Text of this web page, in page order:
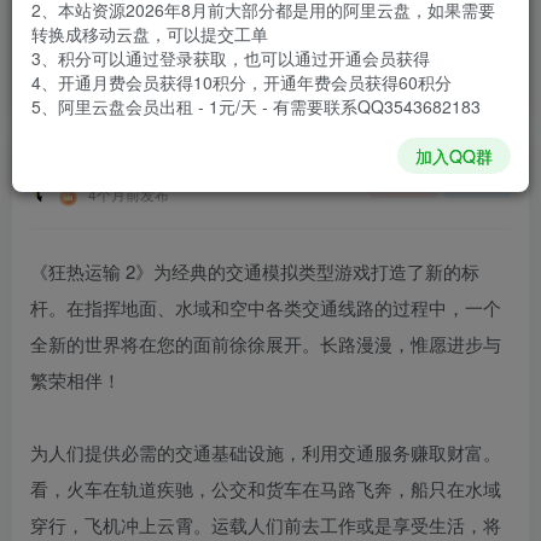
登录购买
安装包大小
游戏本体大小
38.02 GB
4个月前发布
《狂热运输 2》为经典的交通模拟类型游戏打造了新的标
杆。在指挥地面、水域和空中各类交通线路的过程中，一个
全新的世界将在您的面前徐徐展开。长路漫漫，惟愿进步与
繁荣相伴！
为人们提供必需的交通基础设施，利用交通服务赚取财富。
看，火车在轨道疾驰，公交和货车在马路飞奔，船只在水域
穿行，飞机冲上云霄。运载人们前去工作或是享受生活，将
2、本站资源2026年8月前大部分都是用的阿里云盘，如果需要
转换成移动云盘，可以提交工单
3、积分可以通过登录获取，也可以通过开通会员获得
4、开通月费会员获得10积分，开通年费会员获得60积分
5、阿里云盘会员出租 - 1元/天 - 有需要联系QQ3543682183
加入QQ群